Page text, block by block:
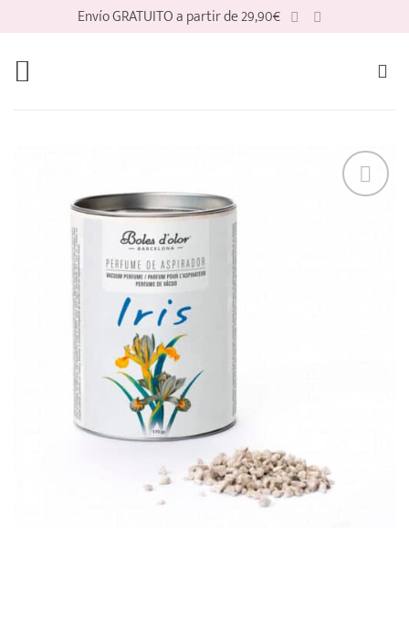
contenido
Envío GRATUITO a partir de 29,90€